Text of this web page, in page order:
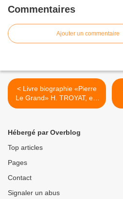
Commentaires
Ajouter un commentaire
< Livre biographie «Pierre
Le Grand» H. TROYAT, ed.
Flammarion 1979
Hébergé par Overblog
Top articles
Pages
Contact
Signaler un abus